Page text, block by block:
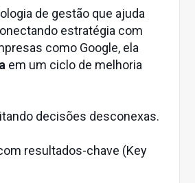
de gestão que ajuda
estratégia com
como Google, ela
em um ciclo de melhoria
decisões desconexas.
resultados-chave (Key